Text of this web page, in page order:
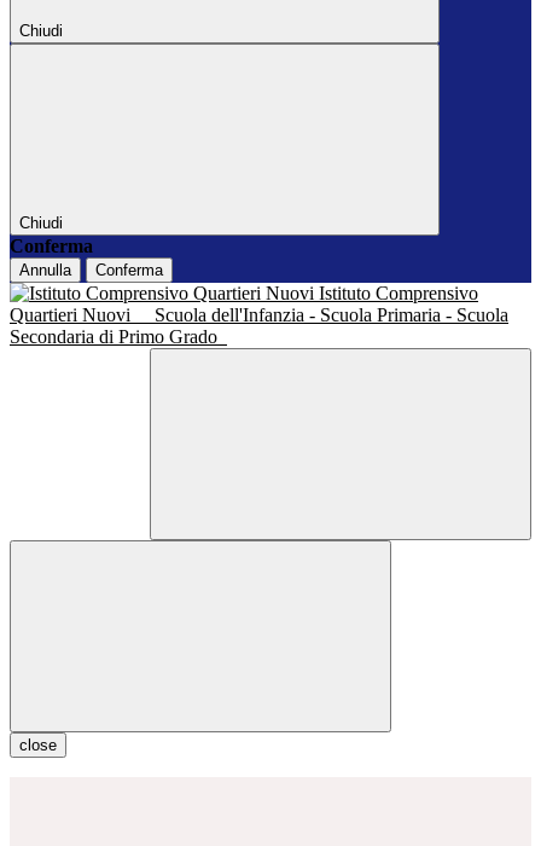
Chiudi
Chiudi
Conferma
Annulla Conferma
Istituto Comprensivo
Quartieri Nuovi
Scuola dell'Infanzia - Scuola Primaria - Scuola
Secondaria di Primo Grado
close